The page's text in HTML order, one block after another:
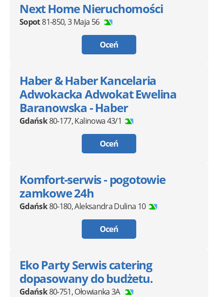
Next Home Nieruchomości
Sopot81-850,3 Maja 56
Oceń
Haber & Haber Kancelaria
Adwokacka Adwokat Ewelina
Baranowska - Haber
Gdańsk80-177,Kalinowa 43/1
Oceń
Komfort-serwis - pogotowie
zamkowe 24h
Gdańsk80-180,Aleksandra Dulina 10
Oceń
Eko Party Serwis catering
dopasowany do budżetu.
Gdańsk80-751,Ołowianka 3A